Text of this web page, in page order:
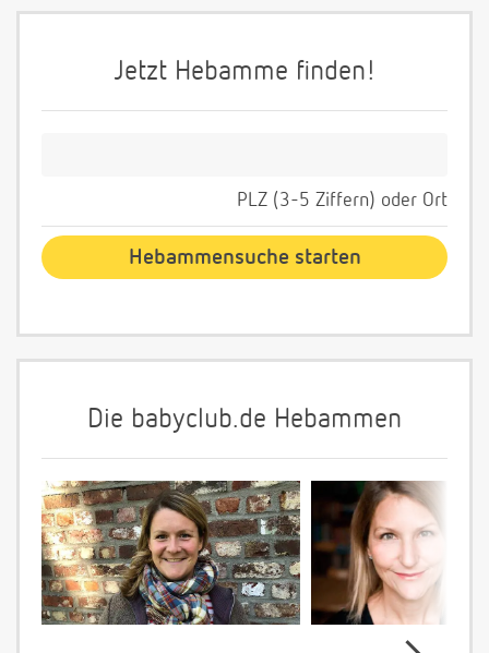
Jetzt Hebamme finden!
PLZ (3-5 Ziffern) oder Ort
Die babyclub.de Hebammen